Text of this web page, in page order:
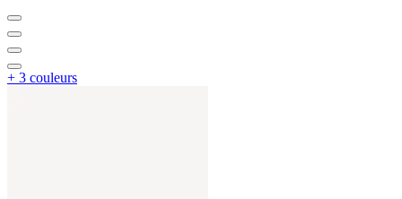
+ 3 couleurs